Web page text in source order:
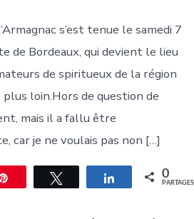
s’est tenue le samedi 7
de Bordeaux, qui devient le lieu
de spiritueux de la région
loin.Hors de question de
mais il a fallu être
car je ne voulais pas non […]
Tweetez Partagez 0
PARTAGES